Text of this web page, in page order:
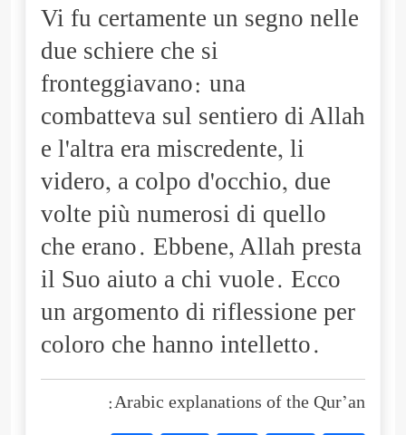
Vi fu certamente un segno nelle
due schiere che si
fronteggiavano: una
combatteva sul sentiero di Allah
e l'altra era miscredente, li
videro, a colpo d'occhio, due
volte più numerosi di quello
che erano. Ebbene, Allah presta
il Suo aiuto a chi vuole. Ecco
un argomento di riflessione per
coloro che hanno intelletto.
Arabic explanations of the Qur’an: